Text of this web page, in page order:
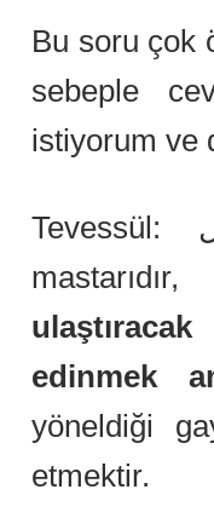
Bu soru çok
sebeple
istiyorum ve
Tevessül: توسل يتوسل fiilinin
ulaştıracak
edinmek
yöneldiği
etmektir.